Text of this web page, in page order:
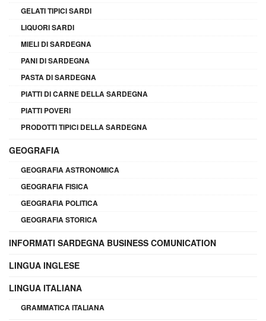
GELATI TIPICI SARDI
LIQUORI SARDI
MIELI DI SARDEGNA
PANI DI SARDEGNA
PASTA DI SARDEGNA
PIATTI DI CARNE DELLA SARDEGNA
PIATTI POVERI
PRODOTTI TIPICI DELLA SARDEGNA
GEOGRAFIA
GEOGRAFIA ASTRONOMICA
GEOGRAFIA FISICA
GEOGRAFIA POLITICA
GEOGRAFIA STORICA
INFORMATI SARDEGNA BUSINESS COMUNICATION
LINGUA INGLESE
LINGUA ITALIANA
GRAMMATICA ITALIANA